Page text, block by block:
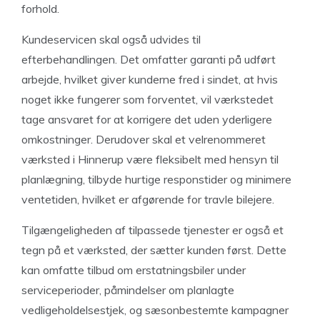
forhold.
Kundeservicen skal også udvides til
efterbehandlingen. Det omfatter garanti på udført
arbejde, hvilket giver kunderne fred i sindet, at hvis
noget ikke fungerer som forventet, vil værkstedet
tage ansvaret for at korrigere det uden yderligere
omkostninger. Derudover skal et velrenommeret
værksted i Hinnerup være fleksibelt med hensyn til
planlægning, tilbyde hurtige responstider og minimere
ventetiden, hvilket er afgørende for travle bilejere.
Tilgængeligheden af tilpassede tjenester er også et
tegn på et værksted, der sætter kunden først. Dette
kan omfatte tilbud om erstatningsbiler under
serviceperioder, påmindelser om planlagte
vedligeholdelsestjek, og sæsonbestemte kampagner